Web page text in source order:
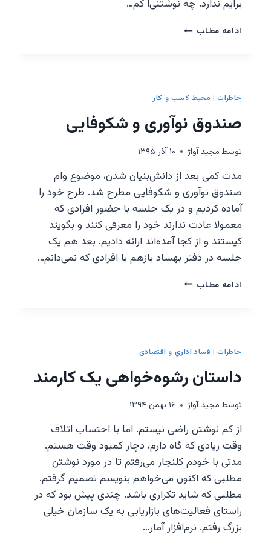
برایم ندارد. چه نوشتنی! کم…
ادامه مطلبروزنوشت‌های
خاطرات| محیط کسب و کار
صندوق نوآوری و شکوفایی
توسط مجيد آواژ ۱۰ آذر ۱۳۹۵
مدت کمی بعد از دانش‌بنیان شدن، موضوع وام
صندوق نوآوری و شکوفایی مطرح شد. طرح خود را
آماده کردیم و در یک جلسه با حضور افرادی که
معمولا عادت ندارند خود را معرفی کنند و بگویند
کیستند و از کجا آمده‌اند ارائه دادیم. بعد هم یک
جلسه در دفتر بهساد بازهم با افرادی که نمی‌دانم…
ادامه مطلبصندوق
خاطرات| فساد اداري و اقتصادی
داستان رشوه‌خواهی یک کارمند
توسط مجيد آواژ ۱۶ بهمن ۱۳۹۴
از کم نوشتن راضی نیستم. اما با احتساب اتلاف
وقت زیادی که گاه دارم، دچار کمبود وقت هستم.
مدتی با خودم کلنجار می‌رفتم تا در مورد نوشتن
مطلبی که اکنون می‌خواهم بنویسم تصمیم گرفتم.
مطلبی که شاید تکراری باشد. چندی پیش بود که در
راستای فعالیت‌های بازاریابی به یک سازمان خیلی
بزرگ رفتم. نرم‌افزار آمار…